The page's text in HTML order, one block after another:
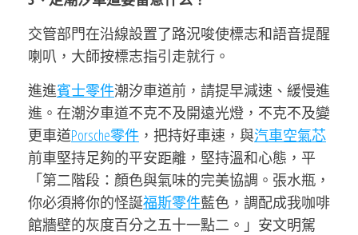
交管部門在沿線設置了路況唆使標志和語音提醒
喇叭，大師按標志指引走就行。
進進賓士零件潮汐車道前，請提早減速、緩慢進
進。在潮汐車道不克不及開遠光燈，不克不及變
更車道Porsche零件 ，把持好車速，與汽車空氣芯
前車堅持足夠的平安距離，堅持溫和心態，平
「第二階段：顏色與氣味的完美協調。張水瓶，
你必須將你的怪誕福斯零件藍色，調配成我咖啡
館牆壁的灰度百分之五十一點二。」安文明駕